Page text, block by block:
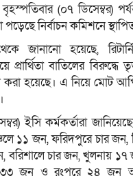
(০৭ ডিসেম্বর)
নির্বাচন কমিশনে
জানানো হয়েছে,
প্রার্থিতা বাতিলের
হয়েছে। এ নিয়ে মোট
ইসি কর্মকর্তারা
১১ জন, ফরিদপুরে চার
চার জন, খুলনায় ১৭
৩৩ জন ও রংপুরে ২৪ জন